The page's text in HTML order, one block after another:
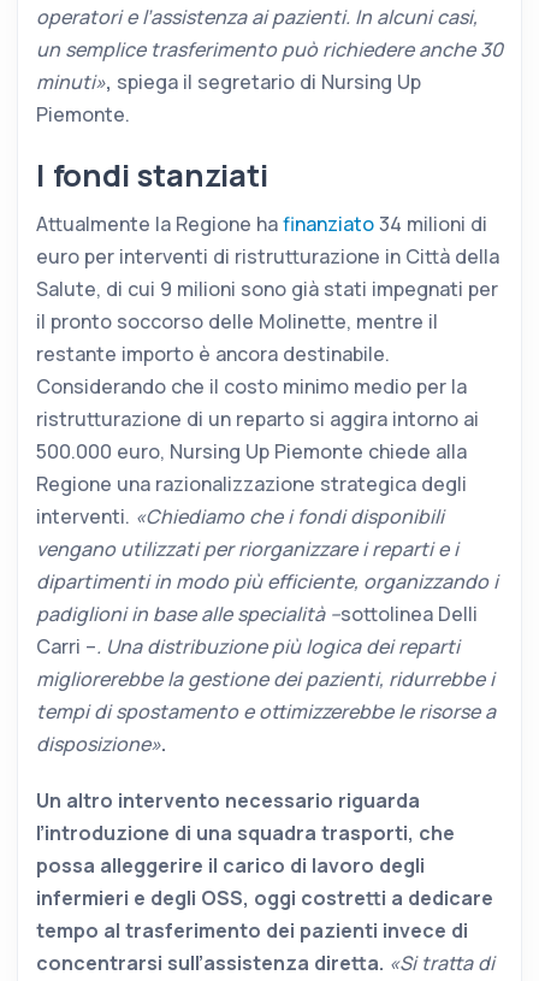
operatori e l’assistenza ai pazienti. In alcuni casi,
un semplice trasferimento può richiedere anche 30
minuti», spiega il segretario di Nursing Up
Piemonte.
I fondi stanziati
Attualmente la Regione hafinanziato34 milioni di
euro per interventi di ristrutturazione in Città della
Salute, di cui 9 milioni sono già stati impegnati per
il pronto soccorso delle Molinette, mentre il
restante importo è ancora destinabile.
Considerando che il costo minimo medio per la
ristrutturazione di un reparto si aggira intorno ai
500.000 euro, Nursing Up Piemonte chiede alla
Regione una razionalizzazione strategica degli
interventi. «Chiediamo che i fondi disponibili
vengano utilizzati per riorganizzare i reparti e i
dipartimenti in modo più efficiente, organizzando i
padiglioni in base alle specialità –sottolinea Delli
Carri –. Una distribuzione più logica dei reparti
migliorerebbe la gestione dei pazienti, ridurrebbe i
tempi di spostamento e ottimizzerebbe le risorse a
disposizione».
Un altro intervento necessario riguarda
l’introduzione di una squadra trasporti, che
possa alleggerire il carico di lavoro degli
infermieri e degli OSS, oggi costretti a dedicare
tempo al trasferimento dei pazienti invece di
concentrarsi sull’assistenza diretta. «Si tratta di